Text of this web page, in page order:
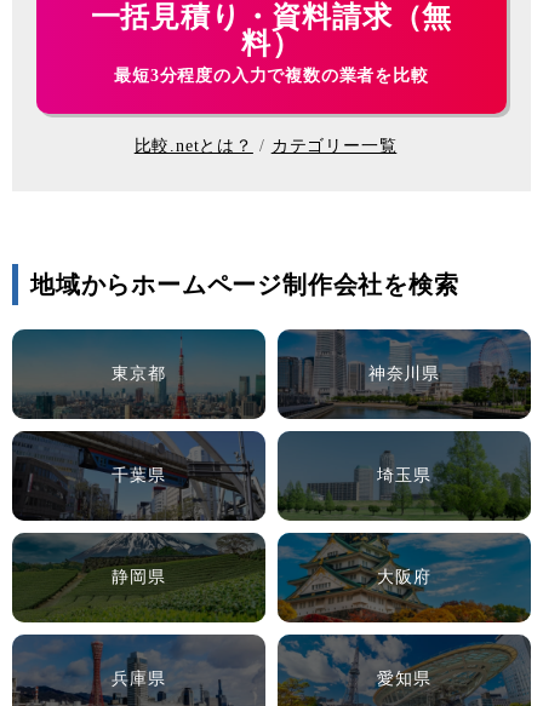
一括見積り・資料請求（無
料）
最短3分程度の入力で複数の業者を比較
比較.netとは？ カテゴリー一覧
地域からホームページ制作会社を検索
東京都 神奈川県
千葉県 埼玉県
静岡県 大阪府
兵庫県 愛知県